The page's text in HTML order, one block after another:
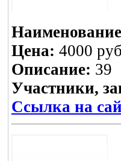
Цена: 4000 руб
Описание: 39
Участники,
Ссылка на